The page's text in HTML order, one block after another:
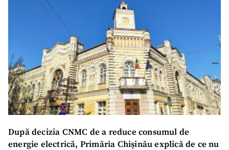
După decizia CNMC de a reduce consumul de
energie electrică, Primăria Chișinău explică de ce nu